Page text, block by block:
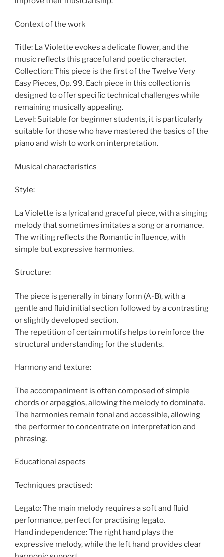
Context of the work
Title: La Violette evokes a delicate flower, and the
music reflects this graceful and poetic character.
Collection: This piece is the first of the Twelve Very
Easy Pieces, Op. 99. Each piece in this collection is
designed to offer specific technical challenges while
remaining musically appealing.
Level: Suitable for beginner students, it is particularly
suitable for those who have mastered the basics of the
piano and wish to work on interpretation.
Musical characteristics
Style:
La Violette is a lyrical and graceful piece, with a singing
melody that sometimes imitates a song or a romance.
The writing reflects the Romantic influence, with
simple but expressive harmonies.
Structure:
The piece is generally in binary form (A-B), with a
gentle and fluid initial section followed by a contrasting
or slightly developed section.
The repetition of certain motifs helps to reinforce the
structural understanding for the students.
Harmony and texture:
The accompaniment is often composed of simple
chords or arpeggios, allowing the melody to dominate.
The harmonies remain tonal and accessible, allowing
the performer to concentrate on interpretation and
phrasing.
Educational aspects
Techniques practised:
Legato: The main melody requires a soft and fluid
performance, perfect for practising legato.
Hand independence: The right hand plays the
expressive melody, while the left hand provides clear